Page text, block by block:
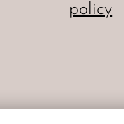
policy